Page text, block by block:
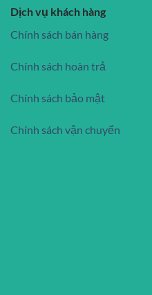
Dịch vụ khách hàng
Chính sách bán hàng
Chính sách hoàn trả
Chính sách bảo mật
Chính sách vận chuyển